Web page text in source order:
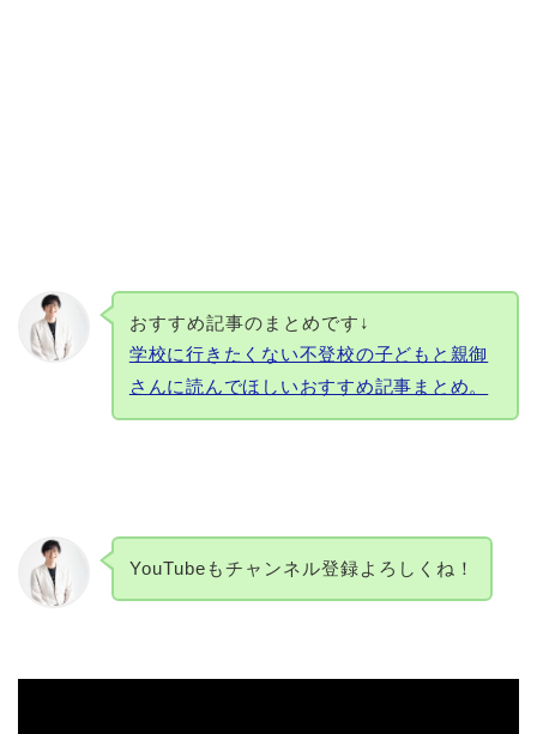
おすすめ記事のまとめです↓
学校に行きたくない不登校の子どもと親御
さんに読んでほしいおすすめ記事まとめ。
YouTubeもチャンネル登録よろしくね！